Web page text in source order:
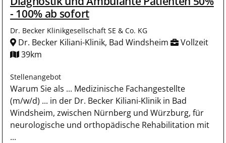
- 100% ab sofort
Dr. Becker Klinikgesellschaft SE & Co. KG
Dr. Becker Kiliani-Klinik, Bad Windsheim
Vollzeit
39km
Stellenangebot
Warum Sie als ... Medizinische Fachangestellte
(m/w/d) ... in der Dr. Becker Kiliani-Klinik in Bad
Windsheim, zwischen Nürnberg und Würzburg, für
neurologische und orthopädische Rehabilitation mit
...